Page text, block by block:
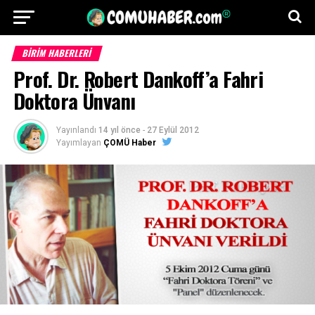
BİRİM HABERLERİ
Prof. Dr. Robert Dankoff’a Fahri
Doktora Ünvanı
Yayınlandı 14 yıl önce - 27 Eylül 2012
Yayımlayan ÇOMÜ Haber